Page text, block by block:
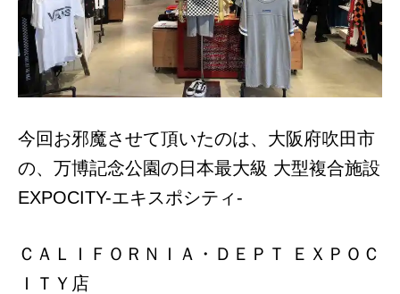
今回お邪魔させて頂いたのは、大阪府吹田市
の、万博記念公園の日本最大級 大型複合施設
EXPOCITY-エキスポシティ-
ＣＡＬＩＦＯＲＮＩＡ・ＤＥＰＴ ＥＸＰＯＣ
ＩＴＹ店